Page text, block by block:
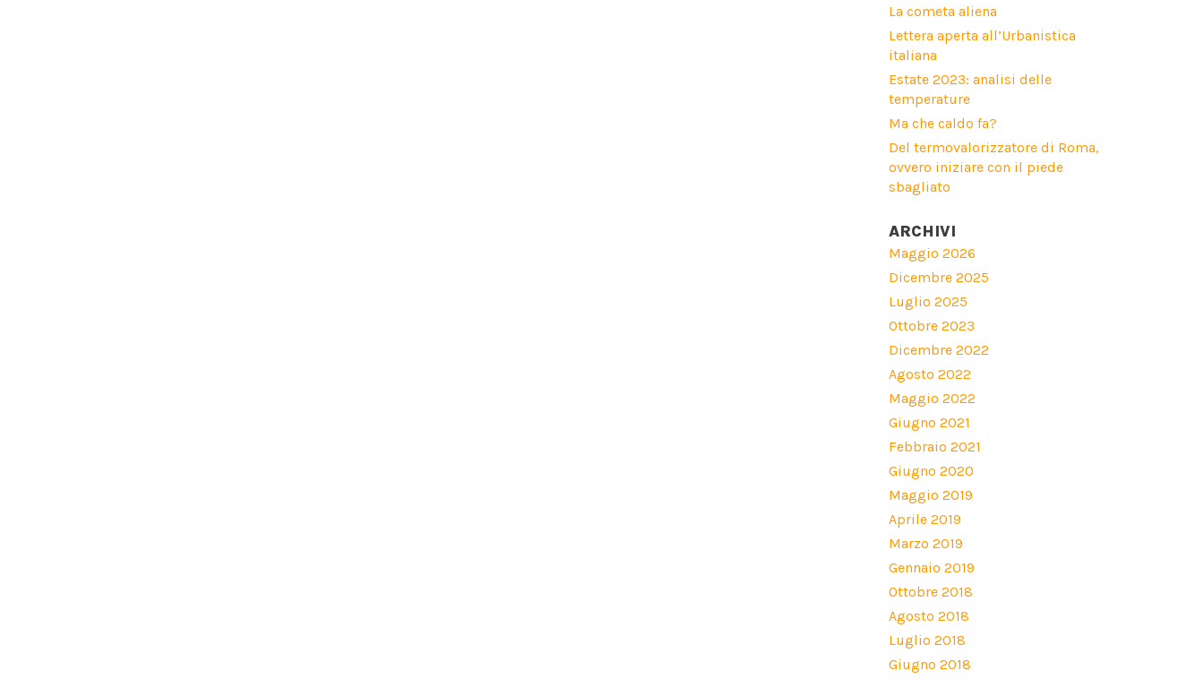
La cometa aliena
Lettera aperta all’Urbanistica
italiana
Estate 2023: analisi delle
temperature
Ma che caldo fa?
Del termovalorizzatore di Roma,
ovvero iniziare con il piede
sbagliato
ARCHIVI
Maggio 2026
Dicembre 2025
Luglio 2025
Ottobre 2023
Dicembre 2022
Agosto 2022
Maggio 2022
Giugno 2021
Febbraio 2021
Giugno 2020
Maggio 2019
Aprile 2019
Marzo 2019
Gennaio 2019
Ottobre 2018
Agosto 2018
Luglio 2018
Giugno 2018